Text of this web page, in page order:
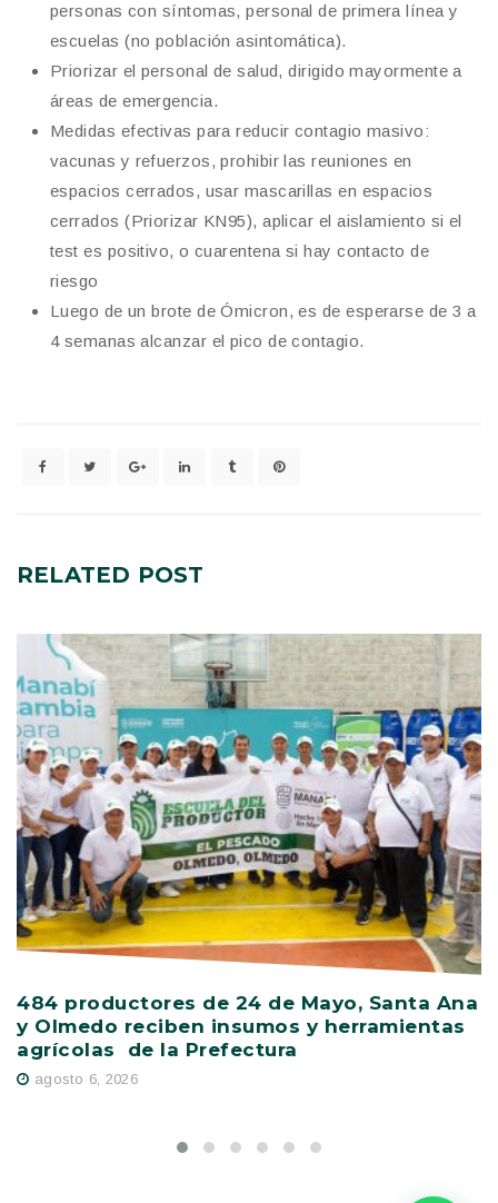
personas con síntomas, personal de primera línea y
escuelas (no población asintomática).
Priorizar el personal de salud, dirigido mayormente a
áreas de emergencia.
Medidas efectivas para reducir contagio masivo:
vacunas y refuerzos, prohibir las reuniones en
espacios cerrados, usar mascarillas en espacios
cerrados (Priorizar KN95), aplicar el aislamiento si el
test es positivo, o cuarentena si hay contacto de
riesgo
Luego de un brote de Ómicron, es de esperarse de 3 a
4 semanas alcanzar el pico de contagio.
RELATED POST
484 productores de 24 de Mayo, Santa Ana
y Olmedo reciben insumos y herramientas
agrícolas de la Prefectura
agosto 6, 2026